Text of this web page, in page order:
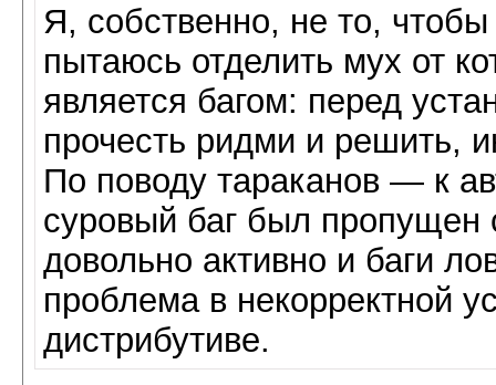
Я, собственно, не то,
пытаюсь отделить мух от
является багом: перед
прочесть ридми и решить,
По поводу тараканов — к
суровый баг был
довольно активно и баги
проблема в некорректной
дистрибутиве.